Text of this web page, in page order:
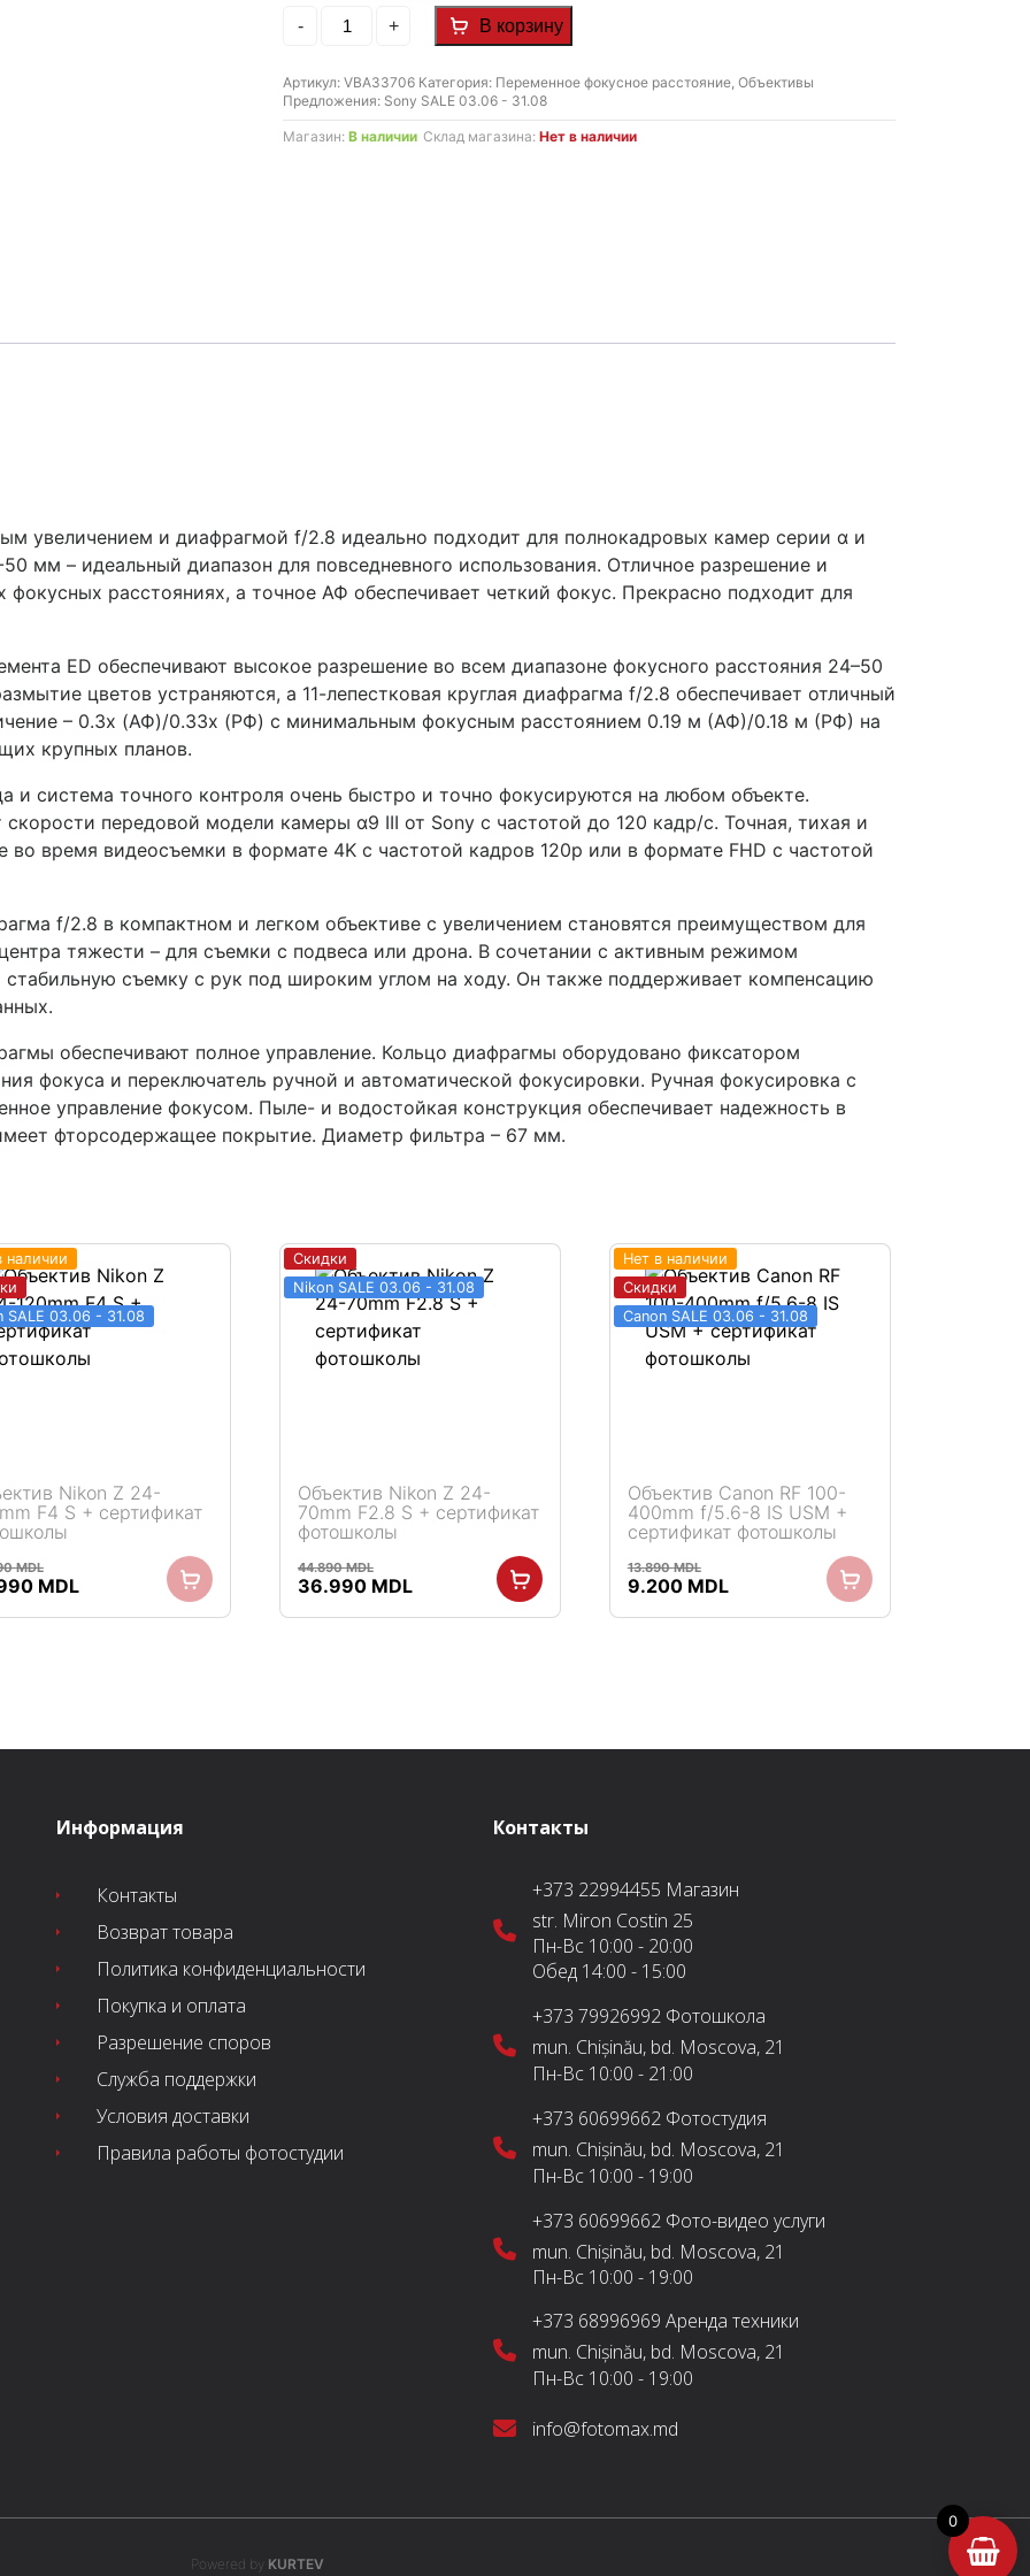
22.990 MDL.
-
Количество
товара
24-
50mm
F2.8
G
+ В корзину
Артикул:VBA33706 Категория: Переменное фокусное расстояние,Объективы
Предложения: Sony SALE 03.06 - 31.08
Магазин:В наличии Склад магазина:Нет в наличии
увеличением и диафрагмой f/2.8 идеально подходит для полнокадровых камер серии α и
мм – идеальный диапазон для повседневного использования. Отличное разрешение и
фокусных расстояниях, а точное АФ обеспечивает четкий фокус. Прекрасно подходит для
ED обеспечивают высокое разрешение во всем диапазоне фокусного расстояния 24–50
цветов устраняются, а 11-лепестковая круглая диафрагма f/2.8 обеспечивает отличный
– 0.3x (АФ)/0.33x (РФ) с минимальным фокусным расстоянием 0.19 м (АФ)/0.18 м (РФ) на
крупных планов.
и система точного контроля очень быстро и точно фокусируются на любом объекте.
передовой модели камеры α9 III от Sony с частотой до 120 кадр/с. Точная, тихая и
во время видеосъемки в формате 4K с частотой кадров 120p или в формате FHD с частотой
f/2.8 в компактном и легком объективе с увеличением становятся преимуществом для
тяжести – для съемки с подвеса или дрона. В сочетании с активным режимом
стабильную съемку с рук под широким углом на ходу. Он также поддерживает компенсацию
обеспечивают полное управление. Кольцо диафрагмы оборудовано фиксатором
фокуса и переключатель ручной и автоматической фокусировки. Ручная фокусировка с
управление фокусом. Пыле- и водостойкая конструкция обеспечивает надежность в
фторсодержащее покрытие. Диаметр фильтра – 67 мм.
наличии
SALE 03.06 - 31.08
Nikon Z 24-
F4 S + сертификат
MDL
MDL
Скидки
Nikon SALE 03.06 - 31.08
Объектив Nikon Z 24-
70mm F2.8 S + сертификат
фотошколы
44.890MDL
Первоначальная
36.990 MDL
Нет в наличии
Скидки
Canon SALE 03.06 - 31.08
Объектив Canon RF 100-
400mm f/5.6-8 IS USM +
сертификат фотошколы
13.890MDL
Первоначальная
9.200 MDL
Информация
Контакты
Возврат товара
Политика конфиденциальности
Покупка и оплата
Разрешение споров
Служба поддержки
Условия доставки
Правила работы фотостудии
Контакты
+373 22994455 Магазин
str. Miron Costin 25
Пн-Вс 10:00 - 20:00
Обед 14:00 - 15:00
+373 79926992 Фотошкола
mun. Chișinău, bd. Moscova, 21
Пн-Вс 10:00 - 21:00
+373 60699662 Фотостудия
mun. Chișinău, bd. Moscova, 21
Пн-Вс 10:00 - 19:00
+373 60699662 Фото-видео услуги
mun. Chișinău, bd. Moscova, 21
Пн-Вс 10:00 - 19:00
+373 68996969 Аренда техники
mun. Chișinău, bd. Moscova, 21
Пн-Вс 10:00 - 19:00
info@fotomax.md
Powered by KURTEV
0